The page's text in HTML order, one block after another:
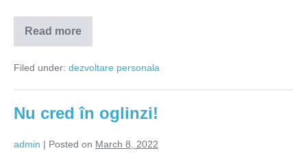
Read more
Cum
răspunzi
anormalității
de
Filed under: dezvoltare personala
Nu cred în oglinzi!
admin | Posted on March 8, 2022